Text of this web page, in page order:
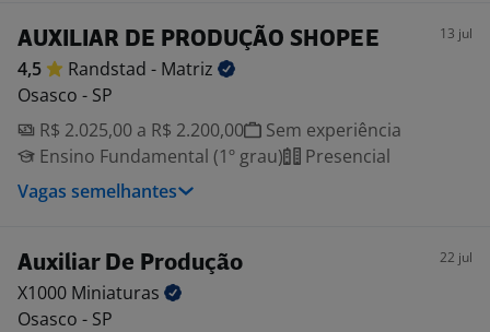
AUXILIAR DE PRODUÇÃO SHOPEE 13 jul
4,5 Randstad - Matriz
Osasco - SP
R$ 2.025,00 a R$ 2.200,00
Sem experiência
Ensino Fundamental (1º grau)
Presencial
Vagas semelhantes
Auxiliar De Produção 22 jul
X1000 Miniaturas
Osasco - SP